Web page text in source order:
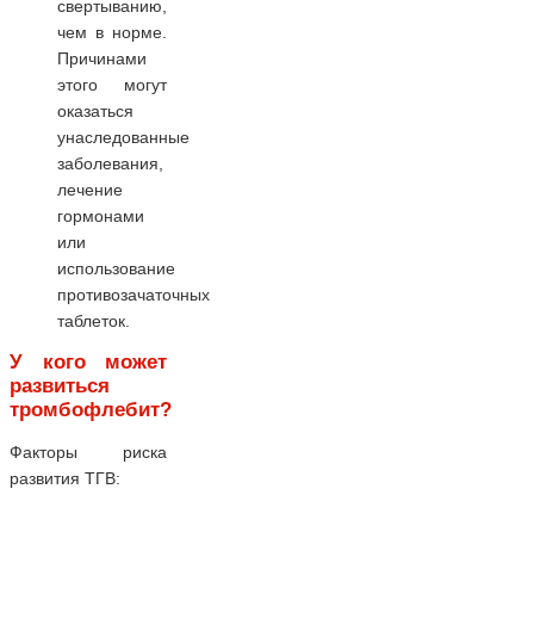
свертыванию,
чем в норме.
Причинами
этого могут
оказаться
унаследованные
заболевания,
лечение
гормонами
или
использование
противозачаточных
таблеток.
У кого может
развиться
тромбофлебит?
Факторы риска
развития ТГВ: